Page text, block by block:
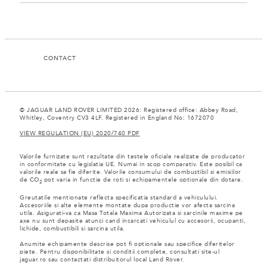
CONTACT
© JAGUAR LAND ROVER LIMITED 2026: Registered office: Abbey Road,
Whitley, Coventry CV3 4LF. Registered in England No: 1672070
VIEW REGULATION (EU) 2020/740 PDF
Valorile furnizate sunt rezultate din testele oficiale realizate de producator
in conformitate cu legislatia UE. Numai in scop comparativ. Este posibil ca
valorile reale sa fie diferite. Valorile consumului de combustibil si emisiilor
de CO2 pot varia in functie de roti si echipamentele optionale din dotare.
Greutatile mentionate reflecta specificatia standard a vehiculului.
Accesoriile si alte elemente montate dupa productie vor afecta sarcina
utila. Asigurati-va ca Masa Totala Maxima Autorizata si sarcinile maxime pe
axe nu sunt depasite atunci cand incarcati vehiculul cu accesorii, ocupanti,
lichide, combustibili si sarcina utila.
Anumite echipamente descrise pot fi optionale sau specifice diferitelor
piete. Pentru disponibilitate si conditii complete, consultati site-ul
jaguar.ro sau contactati distribuitorul local Land Rover.